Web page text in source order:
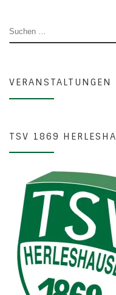
SUCHE
VERANSTALTUNGEN
TSV 1869